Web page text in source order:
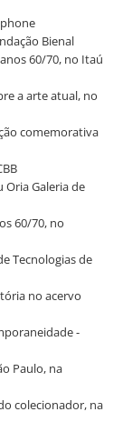
Bienal
60/70, no Itaú
a arte atual, no
comemorativa
Oria Galeria de
60/70, no
Tecnologias de
no acervo
-
Paulo, na
colecionador, na